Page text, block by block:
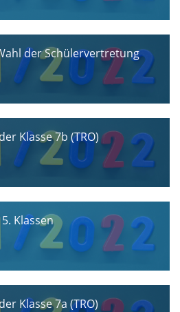
der Schülervertretung
Klasse 7b (TRO)
Klassen
Klasse 7a (TRO)